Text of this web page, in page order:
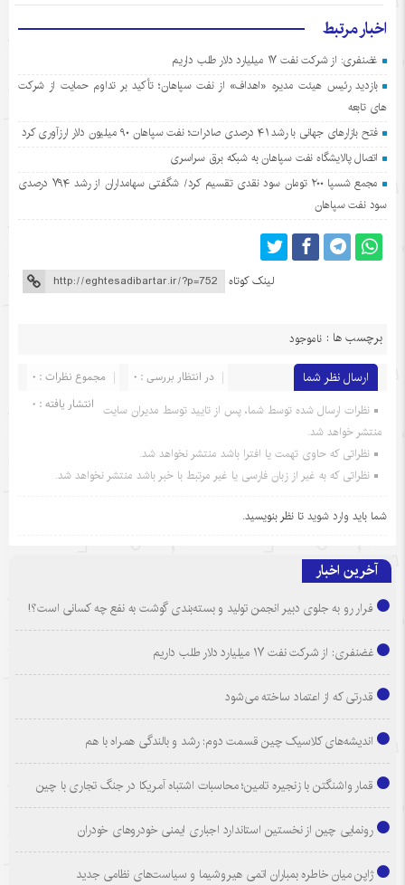
اخبار مرتبط
غضنفری: از شرکت نفت ۱۷ میلیارد دلار طلب داریم
بازدید رئیس هیئت مدیره «اهداف» از نفت سپاهان؛ تأکید بر تداوم حمایت از شرکت
های تابعه
فتح بازارهای جهانی با رشد ۴۱ درصدی صادرات؛ نفت سپاهان ۹۰ میلیون دلار ارزآوری کرد
اتصال پالایشگاه نفت سپاهان به شبکه برق سراسری
مجمع شسپا ۲۰۰ تومان سود نقدی تقسیم کرد/ شگفتی سهامداران از رشد ۷۹۴ درصدی
سود نفت سپاهان
لینک کوتاه
برچسب ها : ناموجود
ارسال نظر شما مجموع نظرات : 0
در انتظار بررسی : 0
انتشار یافته : 0 نظرات ارسال شده توسط شما، پس از تایید توسط مدیران سایت
منتشر خواهد شد.
نظراتی که حاوی تهمت یا افترا باشد منتشر نخواهد شد.
نظراتی که به غیر از زبان فارسی یا غیر مرتبط با خبر باشد منتشر نخواهد شد.
شما باید وارد شوید تا نظر بنویسید.
آخرین اخبار
فرار رو به جلوی دبیر انجمن تولید و بسته‌بندی گوشت به نفع چه کسانی است؟!
غضنفری: از شرکت نفت ۱۷ میلیارد دلار طلب داریم
قدرتی که از اعتماد ساخته می‌شود
اندیشه‌های کلاسیک چین قسمت دوم: رشد و بالندگی همراه با هم
قمار واشنگتن با زنجیره تامین؛ محاسبات اشتباه آمریکا در جنگ تجاری با چین
رونمایی چین از نخستین استاندارد اجباری ایمنی خودروهای خودران
ژاپن میان خاطره بمباران اتمی هیروشیما و سیاست‌های نظامی جدید